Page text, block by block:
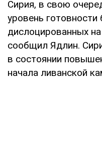
Сирия, в свою
уровень готовности
дислоцированных
сообщил Ядлин.
в состоянии
начала ливанской